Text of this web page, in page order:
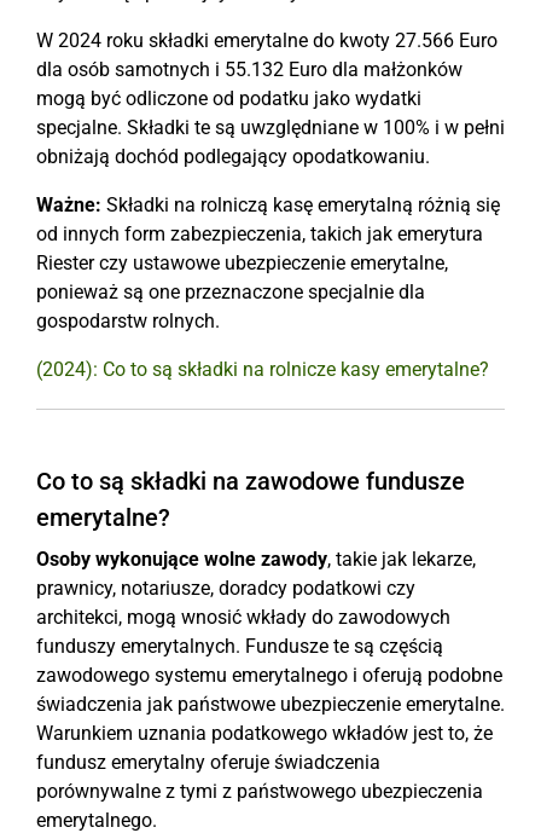
W 2024 roku składki emerytalne do kwoty 27.566 Euro
dla osób samotnych i 55.132 Euro dla małżonków
mogą być odliczone od podatku jako wydatki
specjalne. Składki te są uwzględniane w 100% i w pełni
obniżają dochód podlegający opodatkowaniu.
Ważne: Składki na rolniczą kasę emerytalną różnią się
od innych form zabezpieczenia, takich jak emerytura
Riester czy ustawowe ubezpieczenie emerytalne,
ponieważ są one przeznaczone specjalnie dla
gospodarstw rolnych.
(2024): Co to są składki na rolnicze kasy emerytalne?
Co to są składki na zawodowe fundusze
emerytalne?
Osoby wykonujące wolne zawody, takie jak lekarze,
prawnicy, notariusze, doradcy podatkowi czy
architekci, mogą wnosić wkłady do zawodowych
funduszy emerytalnych. Fundusze te są częścią
zawodowego systemu emerytalnego i oferują podobne
świadczenia jak państwowe ubezpieczenie emerytalne.
Warunkiem uznania podatkowego wkładów jest to, że
fundusz emerytalny oferuje świadczenia
porównywalne z tymi z państwowego ubezpieczenia
emerytalnego.